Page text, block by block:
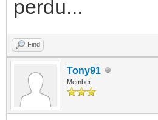
perdu...
Find
Tony91
Member